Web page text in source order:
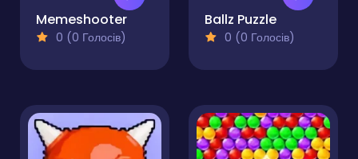
Memeshooter
0 (0 Голосів)
Ballz Puzzle
0 (0 Голосів)